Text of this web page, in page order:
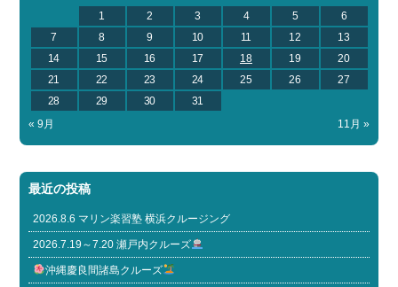
1
2 3 4 5
6
7
8 9 10 11 12
13
14
15 16 17 18 19
20
21
22 23 24 25 26
27
28
29 30
31
« 9月
11月 »
最近の投稿
2026.8.6 マリン楽習塾 横浜クルージング
2026.7.19～7.20 瀬戸内クルーズ
沖縄慶良間諸島クルーズ